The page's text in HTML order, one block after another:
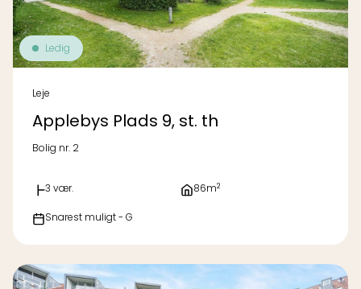
Ledig
Leje
Applebys Plads 9, st. th
Bolig nr. 2
3 vær. 86m2
Snarest muligt - G